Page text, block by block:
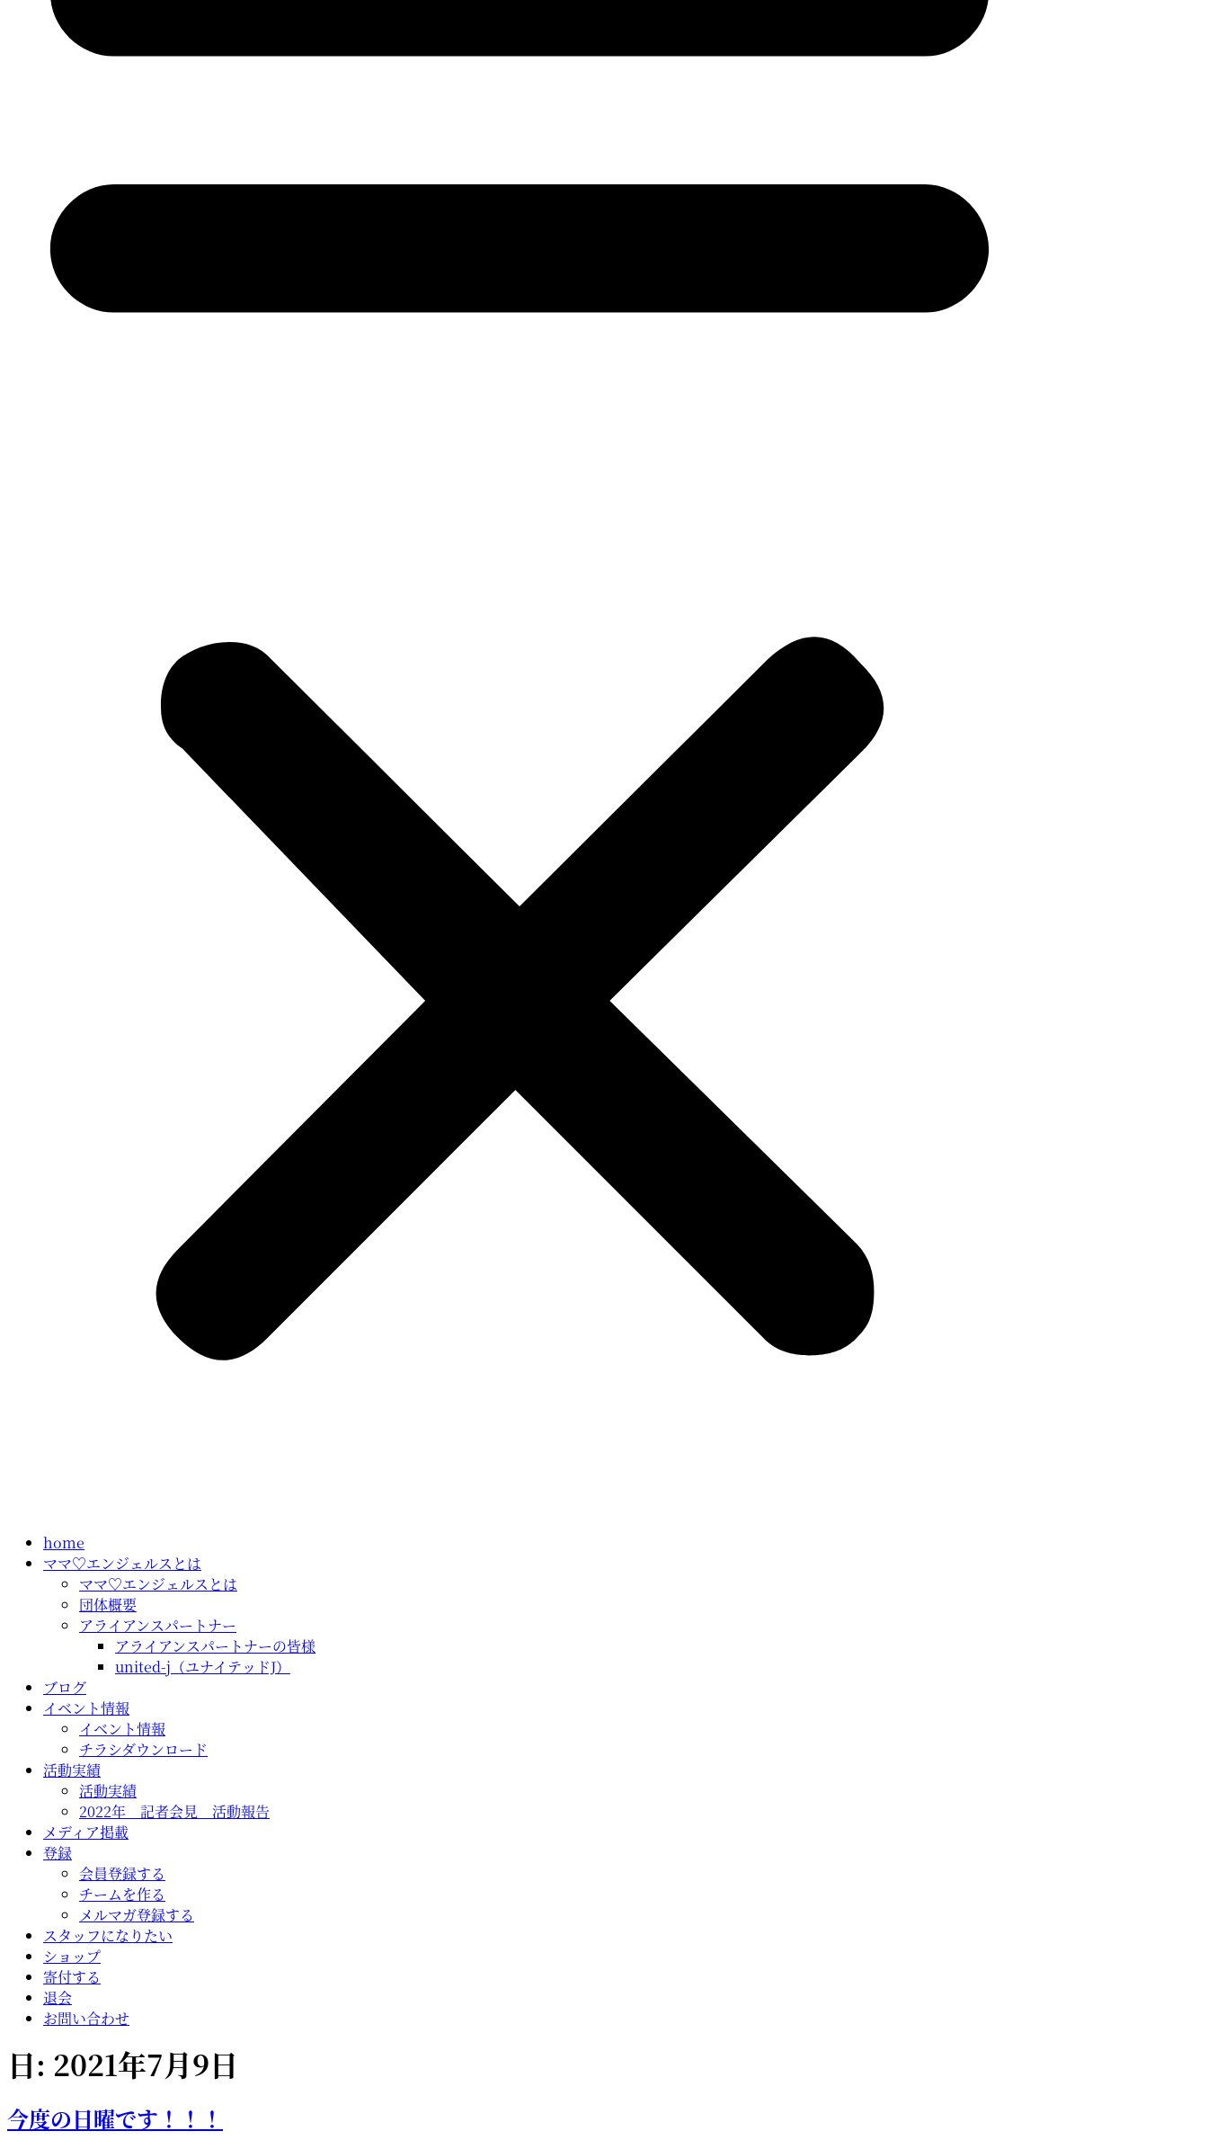
home
ママ♡エンジェルスとは
ママ♡エンジェルスとは
団体概要
アライアンスパートナー
アライアンスパートナーの皆様
united-j（ユナイテッドJ）
ブログ
イベント情報
イベント情報
チラシダウンロード
活動実績
活動実績
2022年 記者会見 活動報告
メディア掲載
登録
会員登録する
チームを作る
メルマガ登録する
スタッフになりたい
ショップ
寄付する
退会
お問い合わせ
日: 2021年7月9日
今度の日曜です！！！